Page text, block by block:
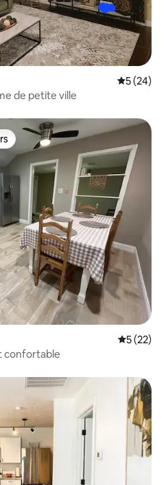
5 (24)
de petite ville
plus appréciés
5 (22)
confortable